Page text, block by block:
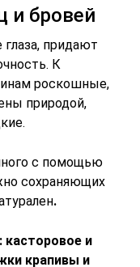
и бровей
придают
К
роскошные,
природой,
с помощью
сохраняющих
.
касторовое и
крапивы и